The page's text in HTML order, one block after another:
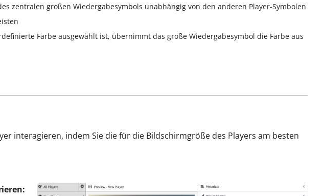
zentralen großen Wiedergabesymbols unabhängig von den anderen Player-Symbolen
Farbe ausgewählt ist, übernimmt das große Wiedergabesymbol die Farbe aus
interagieren, indem Sie die für die Bildschirmgröße des Players am besten